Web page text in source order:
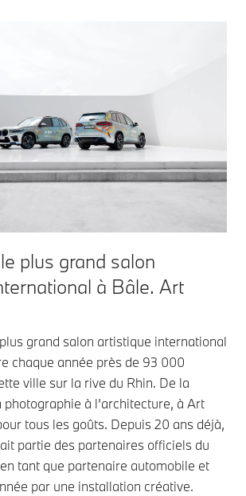
plus grand salon
à Bâle. Art
grand salon artistique international
chaque année près de 93 000
ville sur la rive du Rhin. De la
à l’architecture, à Art
tous les goûts. Depuis 20 ans déjà,
partie des partenaires officiels du
tant que partenaire automobile et
par une installation créative.